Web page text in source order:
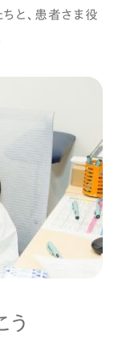
と、患者さま役
う